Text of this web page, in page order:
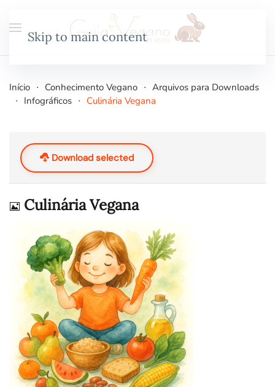
Skip to main content
Início Conhecimento Vegano
Arquivos para Downloads
Infográficos
Culinária Vegana
Download selected
Imagem
Culinária Vegana